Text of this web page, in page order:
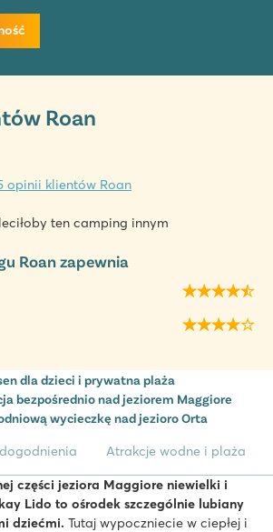
Roan
opinii klientów Roan
ten camping innym
Roan zapewnia
dla dzieci i prywatna plaża
bezpośrednio nad jeziorem Maggiore
wycieczkę nad jezioro Orta
Atrakcje wodne i plaża
części jeziora Maggiore niewielki i
Lido to ośrodek szczególnie lubiany
dziećmi. Tutaj wypoczniecie w ciepłej i